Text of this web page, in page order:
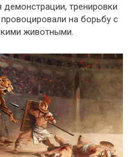
демонстрации, тренировки
на борьбу с
животными.